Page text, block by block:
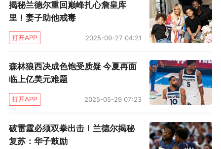
揭秘兰德尔重回巅峰扎心詹皇库
里！妻子助他戒毒
2025-09-27 04:21
森林狼西决成色饱受质疑 今夏再面
临上亿美元难题
2025-05-29 07:23
破雷霆必须双拳出击！兰德尔揭秘
复苏：华子鼓励